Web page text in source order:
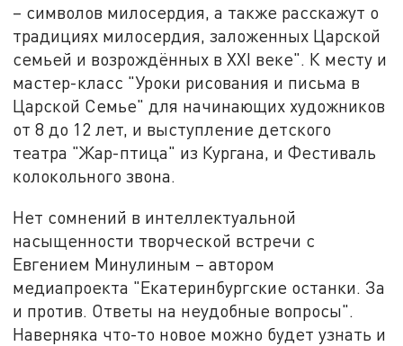
– символов милосердия, а также расскажут о
традициях милосердия, заложенных Царской
семьей и возрождённых в XXI веке". К месту и
мастер-класс "Уроки рисования и письма в
Царской Семье" для начинающих художников
от 8 до 12 лет, и выступление детского
театра "Жар-птица" из Кургана, и Фестиваль
колокольного звона.
Нет сомнений в интеллектуальной
насыщенности творческой встречи с
Евгением Минулиным – автором
медиапроекта "Екатеринбургские останки. За
и против. Ответы на неудобные вопросы".
Наверняка что-то новое можно будет узнать и